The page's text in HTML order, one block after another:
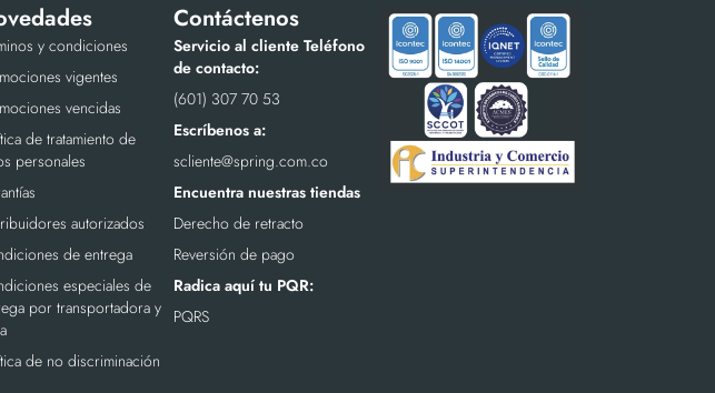
y condiciones
vigentes
vencidas
de tratamiento de
personales
autorizados
de entrega
especiales de
por transportadora y
de no discriminación
Contáctenos
Servicio al cliente Teléfono
de contacto:
(601) 307 70 53
Escríbenos a:
scliente@spring.com.co
Encuentra nuestras tiendas
Derecho de retracto
Reversión de pago
Radica aquí tu PQR:
PQRS